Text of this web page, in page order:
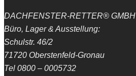
DACHFENSTER-RETTER® GMBH
Büro, Lager & Ausstellung:
Schulstr. 46/2
71720 Oberstenfeld-Gronau
Tel 0800 – 0005732